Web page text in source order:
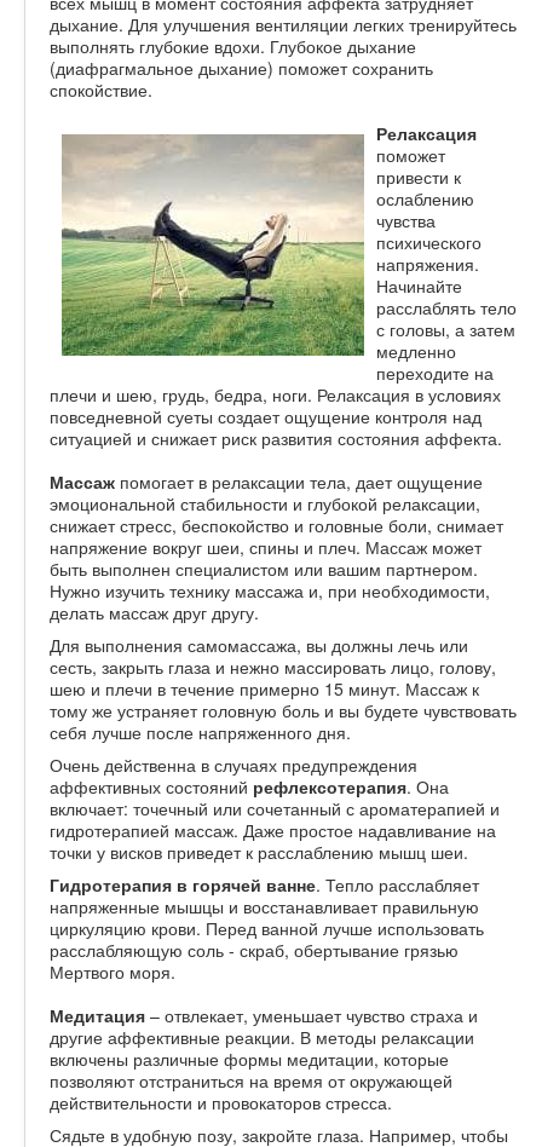
дыхание. Для улучшения вентиляции легких тренируйтесь
выполнять глубокие вдохи. Глубокое дыхание
(диафрагмальное дыхание) поможет сохранить
спокойствие.
Релаксация
поможет
привести к
ослаблению
чувства
психического
напряжения.
Начинайте
расслаблять тело
с головы, а затем
медленно
переходите на
плечи и шею, грудь, бедра, ноги. Релаксация в условиях
повседневной суеты создает ощущение контроля над
ситуацией и снижает риск развития состояния аффекта.
Массаж помогает в релаксации тела, дает ощущение
эмоциональной стабильности и глубокой релаксации,
снижает стресс, беспокойство и головные боли, снимает
напряжение вокруг шеи, спины и плеч. Массаж может
быть выполнен специалистом или вашим партнером.
Нужно изучить технику массажа и, при необходимости,
делать массаж друг другу.
Для выполнения самомассажа, вы должны лечь или
сесть, закрыть глаза и нежно массировать лицо, голову,
шею и плечи в течение примерно 15 минут. Массаж к
тому же устраняет головную боль и вы будете чувствовать
себя лучше после напряженного дня.
Очень действенна в случаях предупреждения
аффективных состояний рефлексотерапия. Она
включает: точечный или сочетанный с ароматерапией и
гидротерапией массаж. Даже простое надавливание на
точки у висков приведет к расслаблению мышц шеи.
Гидротерапия в горячей ванне. Тепло расслабляет
напряженные мышцы и восстанавливает правильную
циркуляцию крови. Перед ванной лучше использовать
расслабляющую соль - скраб, обертывание грязью
Мертвого моря.
Медитация – отвлекает, уменьшает чувство страха и
другие аффективные реакции. В методы релаксации
включены различные формы медитации, которые
позволяют отстраниться на время от окружающей
действительности и провокаторов стресса.
Сядьте в удобную позу, закройте глаза. Например, чтобы